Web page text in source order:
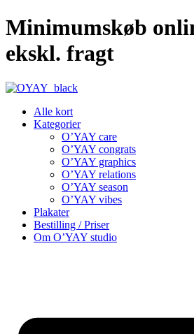
Videre
til
indhold
Minimumskøb
ekskl. fragt
Alle kort
Kategorier
O’YAY care
O’YAY congrats
O’YAY graphics
O’YAY relations
O’YAY season
O’YAY vibes
Plakater
Bestilling / Priser
Om O’YAY studio